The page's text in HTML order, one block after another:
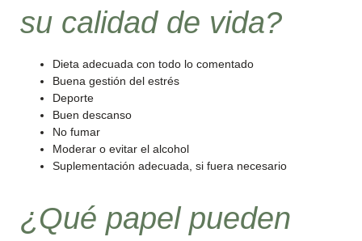
su calidad de vida?
Dieta adecuada con todo lo comentado
Buena gestión del estrés
Deporte
Buen descanso
No fumar
Moderar o evitar el alcohol
Suplementación adecuada, si fuera necesario
¿Qué papel pueden